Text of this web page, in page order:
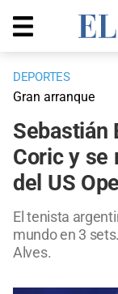
DEPORTES
Gran arranque
Sebastián
Coric y se
del US
El tenista
mundo en 3
Alves.